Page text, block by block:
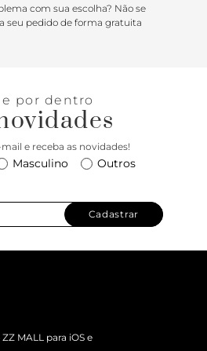
com sua escolha? Não se
seu pedido de forma gratuita
por dentro
e receba as novidades!
Masculino Outros
Cadastrar
MALL para iOS e